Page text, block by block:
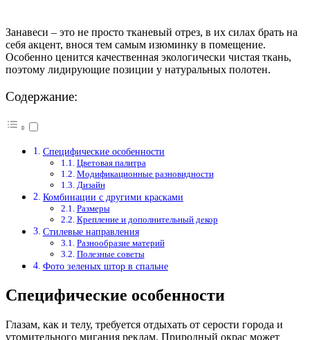
Занавеси – это не просто тканевый отрез, в их силах брать на
себя акцент, внося тем самым изюминку в помещение.
Особенно ценится качественная экологически чистая ткань,
поэтому лидирующие позиции у натуральных полотен.
Содержание:
Специфические особенности
Цветовая палитра
Модификационные разновидности
Дизайн
Комбинации с другими красками
Размеры
Крепление и дополнительный декор
Стилевые направления
Разнообразие материй
Полезные советы
Фото зеленых штор в спальне
Специфические особенности
Глазам, как и телу, требуется отдыхать от серости города и
утомительного мигания реклам. Природный окрас может